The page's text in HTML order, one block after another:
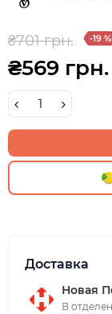
₴701 грн. -19 %
₴569 грн.
Доставка
Новая
В